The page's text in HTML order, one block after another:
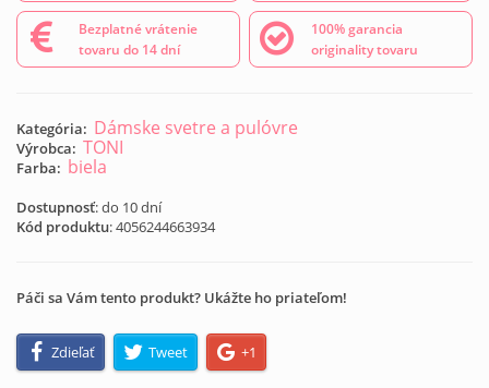
Bezplatné vrátenie
tovaru do 14 dní
100% garancia
originality tovaru
Kategória: Dámske svetre a pulóvre
Výrobca: TONI
Farba: biela
Dostupnosť: do 10 dní
Kód produktu:4056244663934
Páči sa Vám tento produkt? Ukážte ho priateľom!
Zdieľať Tweet +1